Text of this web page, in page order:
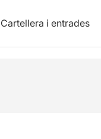
Cartellera i entrades